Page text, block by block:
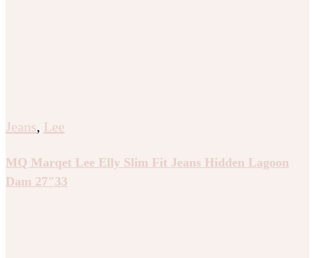
Jeans, Lee
MQ Marqet Lee Elly Slim Fit Jeans Hidden Lagoon
Dam 27″33